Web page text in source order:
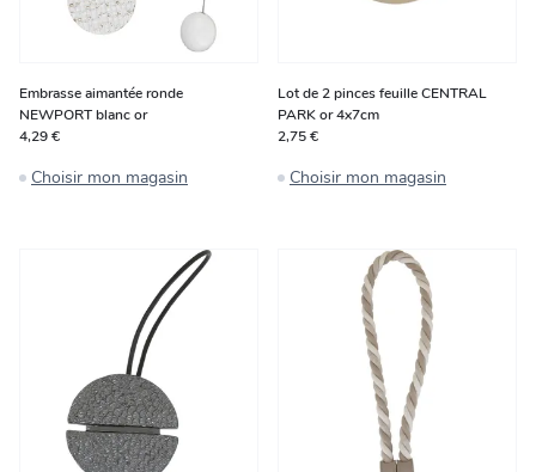
Embrasse aimantée ronde
NEWPORT blanc or
4,29 €
Choisir mon magasin
Lot de 2 pinces feuille CENTRAL
PARK or 4x7cm
2,75 €
Choisir mon magasin